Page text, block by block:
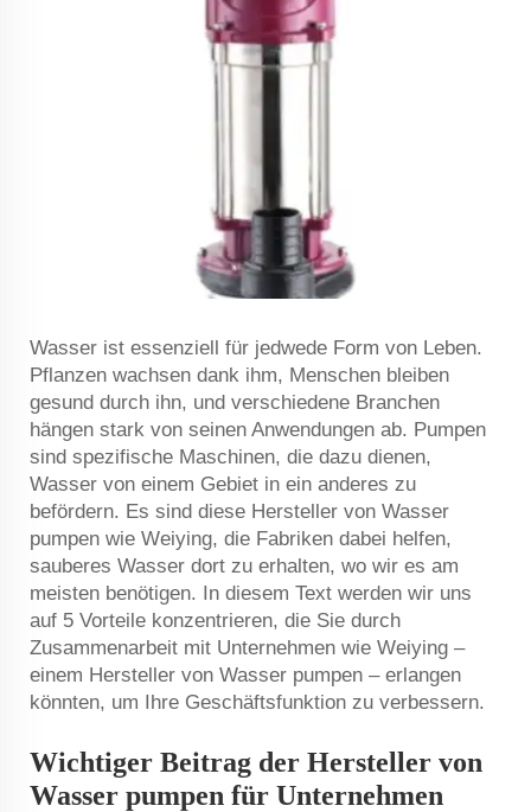
Wasser ist essenziell für jedwede Form von Leben.
Pflanzen wachsen dank ihm, Menschen bleiben
gesund durch ihn, und verschiedene Branchen
hängen stark von seinen Anwendungen ab. Pumpen
sind spezifische Maschinen, die dazu dienen,
Wasser von einem Gebiet in ein anderes zu
befördern. Es sind diese Hersteller von Wasser
pumpen wie Weiying, die Fabriken dabei helfen,
sauberes Wasser dort zu erhalten, wo wir es am
meisten benötigen. In diesem Text werden wir uns
auf 5 Vorteile konzentrieren, die Sie durch
Zusammenarbeit mit Unternehmen wie Weiying –
einem Hersteller von Wasser pumpen – erlangen
könnten, um Ihre Geschäftsfunktion zu verbessern.
Wichtiger Beitrag der Hersteller von
Wasser pumpen für Unternehmen